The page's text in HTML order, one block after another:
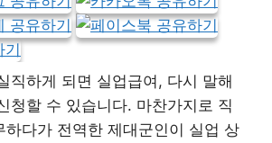
직하게 되면 실업급여, 다시 말해
청할 수 있습니다. 마찬가지로 직
하다가 전역한 제대군인이 실업 상